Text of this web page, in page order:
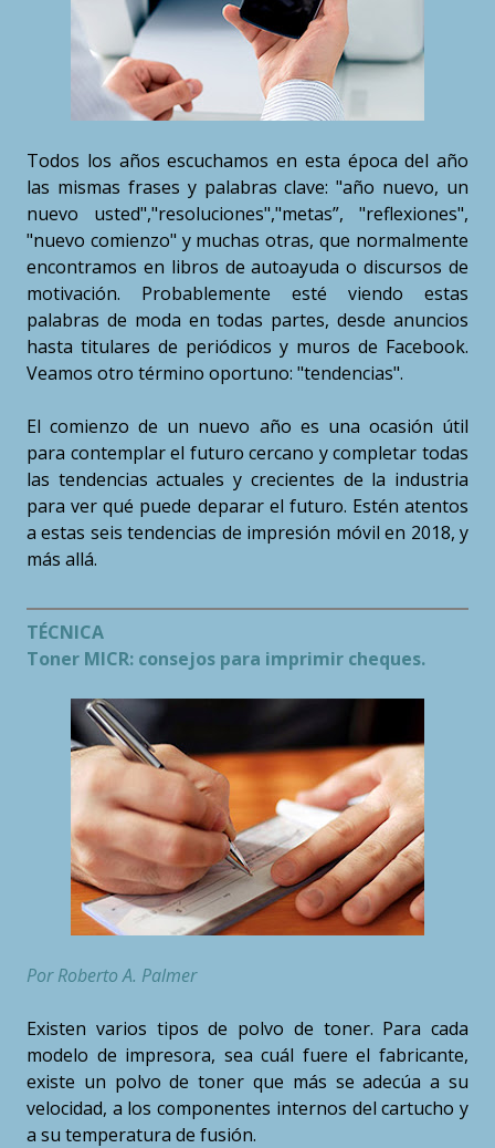
Todos los años escuchamos en esta época del año
las mismas frases y palabras clave: "año nuevo, un
nuevo usted","resoluciones","metas”, "reflexiones",
"nuevo comienzo" y muchas otras, que normalmente
encontramos en libros de autoayuda o discursos de
motivación. Probablemente esté viendo estas
palabras de moda en todas partes, desde anuncios
hasta titulares de periódicos y muros de Facebook.
Veamos otro término oportuno: "tendencias".
El comienzo de un nuevo año es una ocasión útil
para contemplar el futuro cercano y completar todas
las tendencias actuales y crecientes de la industria
para ver qué puede deparar el futuro. Estén atentos
a estas seis tendencias de impresión móvil en 2018, y
más allá.
TÉCNICA
Toner MICR: consejos para imprimir cheques.
Por Roberto A. Palmer
Existen varios tipos de polvo de toner. Para cada
modelo de impresora, sea cuál fuere el fabricante,
existe un polvo de toner que más se adecúa a su
velocidad, a los componentes internos del cartucho y
a su temperatura de fusión.